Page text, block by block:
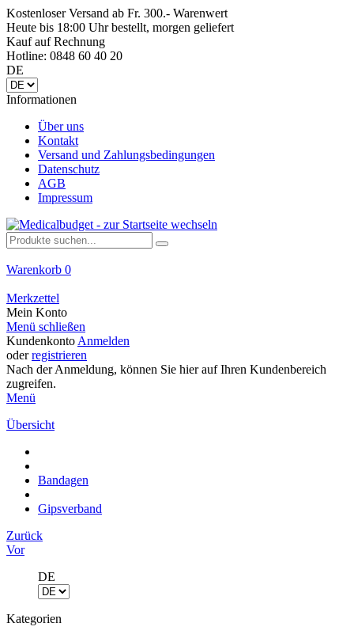
Kostenloser Versand ab Fr. 300.- Warenwert
Heute bis 18:00 Uhr bestellt, morgen geliefert
Kauf auf Rechnung
Hotline: 0848 60 40 20
DE
Informationen
Über uns
Kontakt
Versand und Zahlungsbedingungen
Datenschutz
AGB
Impressum
Warenkorb 0
Merkzettel
Mein Konto
Menü schließen
Kundenkonto Anmelden
oderregistrieren
Nach der Anmeldung, können Sie hier auf Ihren Kundenbereich
zugreifen.
Menü
Übersicht
Bandagen
Gipsverband
Zurück
Vor
DE
Kategorien